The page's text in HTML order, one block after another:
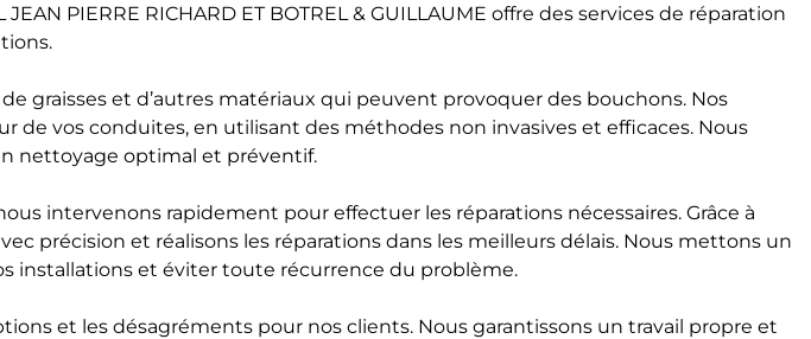
PIERRE RICHARD ET BOTREL & GUILLAUME offre des services de réparation
graisses et d’autres matériaux qui peuvent provoquer des bouchons. Nos
vos conduites, en utilisant des méthodes non invasives et efficaces. Nous
nettoyage optimal et préventif.
intervenons rapidement pour effectuer les réparations nécessaires. Grâce à
précision et réalisons les réparations dans les meilleurs délais. Nous mettons un
installations et éviter toute récurrence du problème.
et les désagréments pour nos clients. Nous garantissons un travail propre et